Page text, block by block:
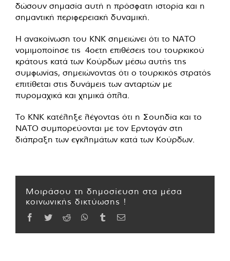
δώσουν σημασία αυτή η πρόσφατη ιστορία και η
σημαντική περιφερειακή δυναμική.
Η ανακοίνωση του KNK σημειώνει ότι το ΝΑΤΟ
νομιμοποίησε τις 4οετη επιθέσεις του τουρκικού
κράτους κατά των Κούρδων μέσω αυτής της
συμφωνίας, σημειώνοντας ότι ο τουρκικός στρατός
επιτίθεται στις δυνάμεις των ανταρτών με
πυρομαχικά και χημικά όπλα.
Το KNK κατέληξε λέγοντας ότι η Σουηδία και το
ΝΑΤΟ συμπορεύονται με τον Ερντογάν στη
διάπραξη των εγκλημάτων κατά των Κούρδων.
Μοιράσου τη δημοσίευση στα μέσα
κοινωνικής δικτύωσης !
Facebook
TwitterReddit WhatsApp
TumblrEmail